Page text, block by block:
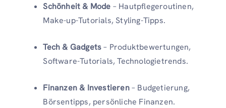
Schönheit & Mode – Hautpflegeroutinen,
Make-up-Tutorials, Styling-Tipps.
Tech & Gadgets– Produktbewertungen,
Software-Tutorials, Technologietrends.
Finanzen & Investieren– Budgetierung,
Börsentipps, persönliche Finanzen.